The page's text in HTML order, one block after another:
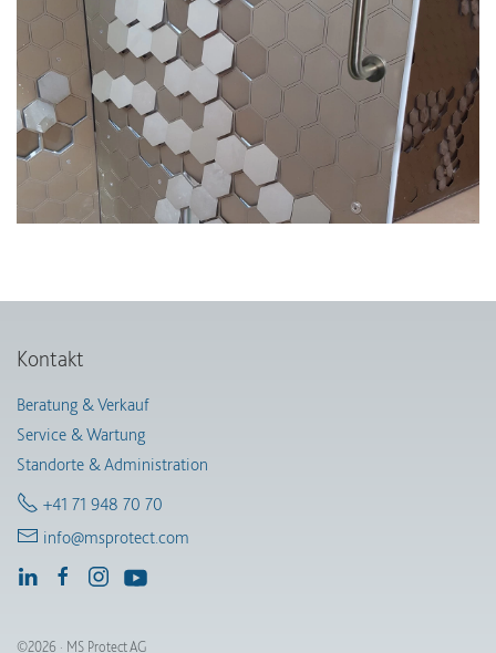
Kontakt
Beratung & Verkauf
Service & Wartung
Standorte & Administration
+41 71 948 70 70
info@msprotect.com
©2026 · MS Protect AG